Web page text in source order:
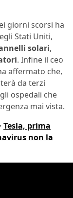
giorni scorsi ha
Stati Uniti,
solari,
. Infine il ceo
affermato che,
da terzi
ospedali che
mai vista.
Tesla, prima
non la